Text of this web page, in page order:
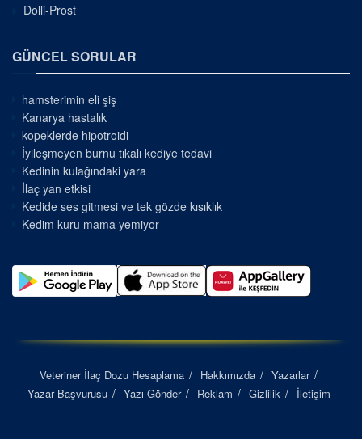
Dolli-Prost
GÜNCEL SORULAR
hamsterimin eli şiş
Kanarya hastalık
kopeklerde hipotroidi
İyileşmeyen burnu tıkalı kediye tedavi
Kedinin kulağındaki yara
İlaç yan etkisi
Kedide ses gitmesi ve tek gözde kısıklık
Kedim kuru mama yemiyor
Veteriner İlaç Dozu Hesaplama Hakkımızda
Yazarlar
Yazar Başvurusu
Yazı Gönder Reklam Gizlilik İletişim